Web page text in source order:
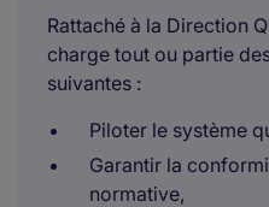
Rattaché à la Direction
charge tout ou partie
suivantes :
Piloter le système
Garantir la
normative,